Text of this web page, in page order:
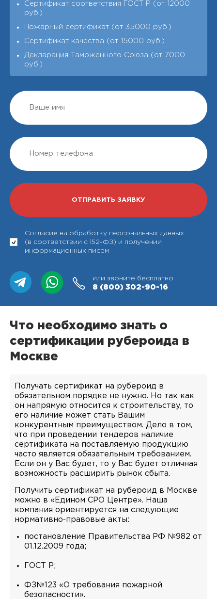
Сертификат соответствия ГОСТ Р (от 12000
руб.)
Пожарный сертификат (от 35000 руб.)
Сертификат качества (от 15000 руб.)
Декларация Таможенного Союза (от 7000
руб.)
Согласие на обработку персональных данных
(в соответствии с 152-ФЗ) и получении
информационных писем
или звоните бесплатно
8 (800) 302-90-16
Что необходимо знать о
сертификации рубероида в
Москве
Получать сертификат на рубероид в
обязательном порядке не нужно. Но так как
он напрямую относится к строительству, то
его наличие может стать Вашим
конкурентным преимуществом. Дело в том,
что при проведении тендеров наличие
сертификата на поставляемую продукцию
часто является обязательным требованием.
Если он у Вас будет, то у Вас будет отличная
возможность расширить рынок сбыта.
Получить сертификат на рубероид в Москве
можно в «Едином СРО Центре». Наша
компания ориентируется на следующие
нормативно-правовые акты:
постановление Правительства РФ №982 от
01.12.2009 года;
ГОСТ Р;
ФЗ№123 «О требования пожарной
безопасности».